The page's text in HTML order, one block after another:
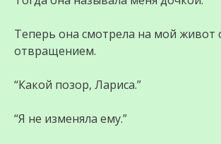
Теперь она смотрела на мой живот
отвращением.
“Какой позор, Лариса.”
“Я не изменяла ему.”